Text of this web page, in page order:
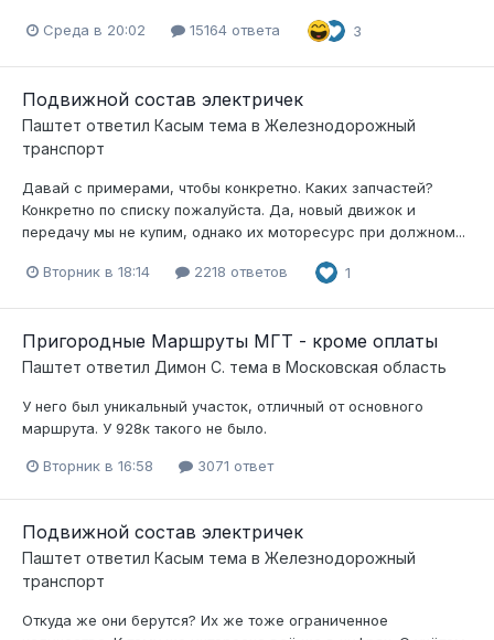
Среда в 20:02 15164 ответа 3
Подвижной состав электричек
Паштет ответил Касым тема в Железнодорожный
транспорт
Давай с примерами, чтобы конкретно. Каких запчастей?
Конкретно по списку пожалуйста. Да, новый движок и
передачу мы не купим, однако их моторесурс при должном...
Вторник в 18:14 2218 ответов 1
Пригородные Маршруты МГТ - кроме оплаты
Паштет ответил Димон С. тема в Московская область
У него был уникальный участок, отличный от основного
маршрута. У 928к такого не было.
Вторник в 16:58 3071 ответ
Подвижной состав электричек
Паштет ответил Касым тема в Железнодорожный
транспорт
Откуда же они берутся? Их же тоже ограниченное